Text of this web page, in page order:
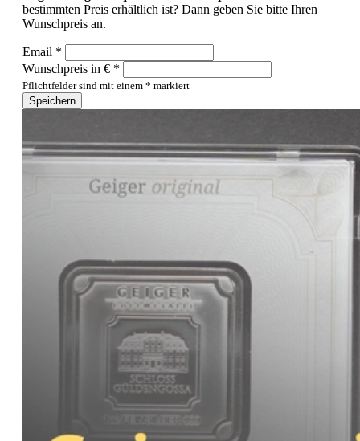
bestimmten Preis erhältlich ist? Dann geben Sie bitte Ihren
Wunschpreis an.
Email *
Wunschpreis in € *
Pflichtfelder sind mit einem * markiert
Speichern